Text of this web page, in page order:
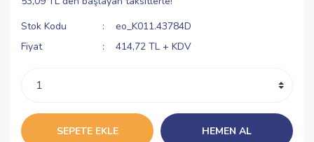
Stok Kodu
eo_K011.43784D
Fiyat
414,72 TL + KDV
SEPETE EKLE HEMEN AL